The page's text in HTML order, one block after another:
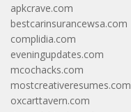
apkcrave.com
bestcarinsurancewsa.com
complidia.com
eveningupdates.com
mcochacks.com
mostcreativeresumes.com
oxcarttavern.com